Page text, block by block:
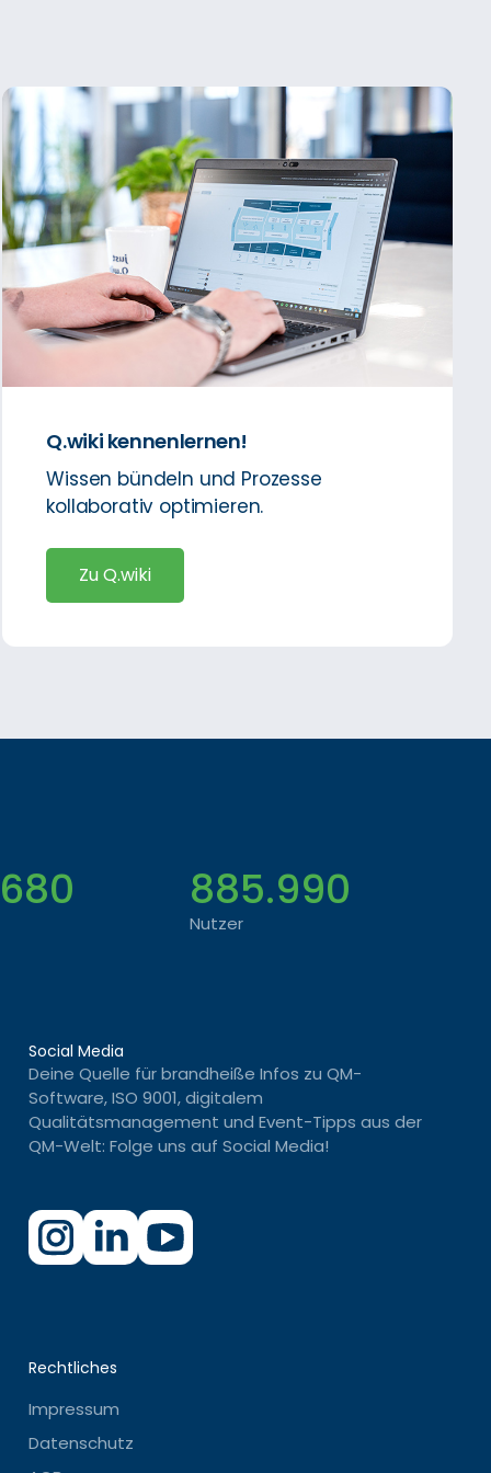
Q.wiki kennenlernen!
Wissen bündeln und Prozesse
kollaborativ optimieren.
Zu Q.wiki
885.990
Nutzer
Social Media
Deine Quelle für brandheiße Infos zu QM-
Software, ISO 9001, digitalem
Qualitätsmanagement und Event-Tipps aus der
QM-Welt: Folge uns auf Social Media!
Rechtliches
Impressum
Datenschutz